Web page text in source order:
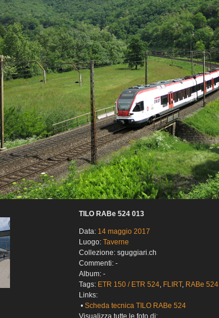
TILO RABe 524 013
Data: 14 maggio 2017
Luogo: Taverne
Collezione: sguggiari.ch
Commenti: -
Album: -
Tags: ETR 150 / ETR 524, FLIRT, RABe 524
Links:
• Scheda tecnica TILO RABe 524